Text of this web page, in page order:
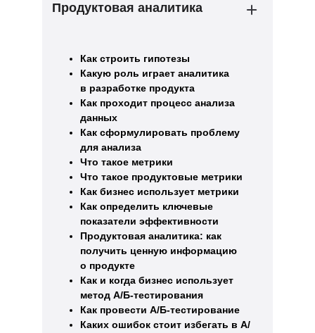
Продуктовая аналитика
Как строить гипотезы
Какую роль играет аналитика
в разработке продукта
Как проходит процесс анализа
данных
Как сформулировать проблему
для анализа
Что такое метрики
Что такое продуктовые метрики
Как бизнес использует метрики
Как определить ключевые
показатели эффективности
Продуктовая аналитика: как
получить ценную информацию
о продукте
Как и когда бизнес использует
метод A/Б-тестирования
Как провести A/Б-тестирование
Каких ошибок стоит избегать в A/